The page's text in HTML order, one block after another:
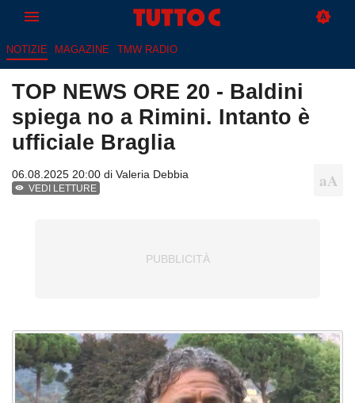
NOTIZIE MAGAZINE TMW RADIO
TOP NEWS ORE 20 - Baldini
spiega no a Rimini. Intanto è
ufficiale Braglia
06.08.2025 20:00 di Valeria Debbia
VEDI LETTURE